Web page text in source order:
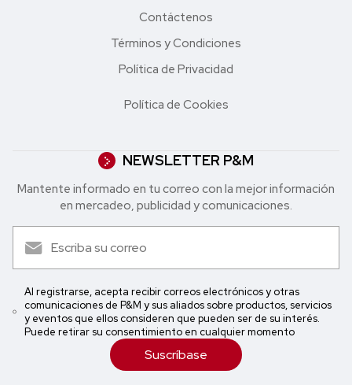
Contáctenos
Términos y Condiciones
Política de Privacidad
Política de Cookies
NEWSLETTER P&M
Mantente informado en tu correo con la mejor in formación
en mercadeo, publicidad y comunicaciones.
Al registrarse, acepta recibir correos electrónicos y otras
comunicaciones de P&M y sus aliados sobre productos, servicios
y eventos que ellos consideren que pueden ser de su interés.
Puede retirar su consentimiento en cualquier momento
Suscríbase